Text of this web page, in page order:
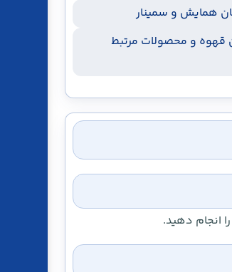
همایش و سمینار
قهوه و محصولات مرتبط
انجام دهید.